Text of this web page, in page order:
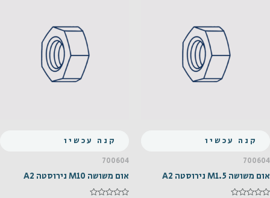
קנה עכשיו
700604
אום משושה M1.5 נירוסטה A2
קנה עכשיו
700604
אום משושה M10 נירוסטה A2